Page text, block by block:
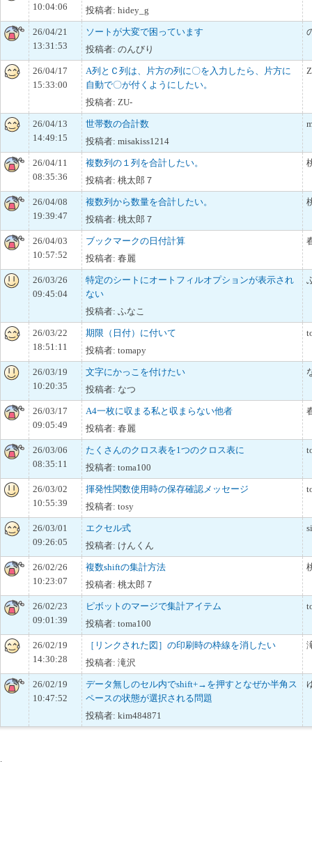
10:04:06
投稿者: hidey_g
26/04/21
13:31:53
ソートが大変で困っています
投稿者: のんびり
26/04/17
15:33:00
A列とＣ列は、片方の列に〇を入力したら、片方に
自動で〇が付くようにしたい。
投稿者: ZU-
26/04/13
14:49:15
世帯数の合計数
投稿者: misakiss1214
26/04/11
08:35:36
複数列の１列を合計したい。
投稿者: 桃太郎７
26/04/08
19:39:47
複数列から数量を合計したい。
投稿者: 桃太郎７
26/04/03
10:57:52
ブックマークの日付計算
投稿者: 春麗
26/03/26
09:45:04
特定のシートにオートフィルオプションが表示され
ない
投稿者: ふなこ
26/03/22
18:51:11
期限（日付）に付いて
投稿者: tomapy
26/03/19
10:20:35
文字にかっこを付けたい
投稿者: なつ
26/03/17
09:05:49
A4一枚に収まる私と収まらない他者
投稿者: 春麗
26/03/06
08:35:11
たくさんのクロス表を1つのクロス表に
投稿者: toma100
26/03/02
10:55:39
揮発性関数使用時の保存確認メッセージ
投稿者: tosy
26/03/01
09:26:05
エクセル式
投稿者: けんくん
26/02/26
10:23:07
複数shiftの集計方法
投稿者: 桃太郎７
26/02/23
09:01:39
ピボットのマージで集計アイテム
投稿者: toma100
26/02/19
14:30:28
［リンクされた図］の印刷時の枠線を消したい
投稿者: 滝沢
26/02/19
10:47:52
データ無しのセル内でshift+→を押すとなぜか半角ス
ペースの状態が選択される問題
投稿者: kim484871